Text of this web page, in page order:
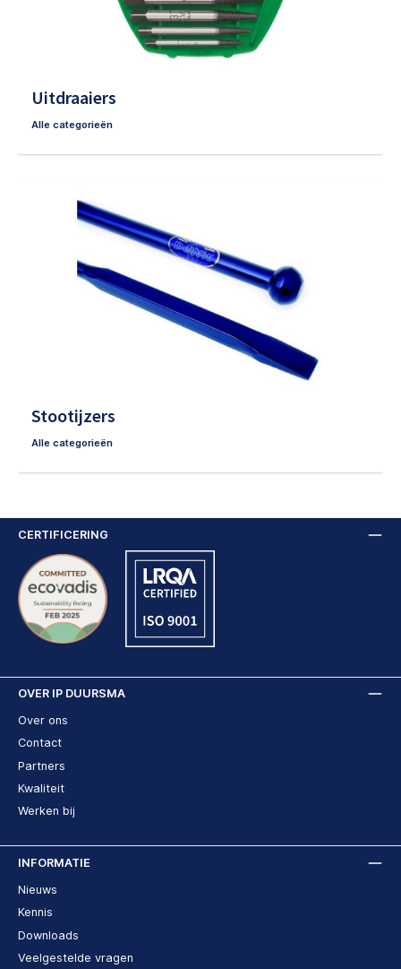
Uitdraaiers
Alle categorieën
Stootijzers
Alle categorieën
OVER IP DUURSMA
Over ons
Contact
Partners
Kwaliteit
Werken bij
INFORMATIE
Nieuws
Kennis
Downloads
Veelgestelde vragen
CERTIFICERING